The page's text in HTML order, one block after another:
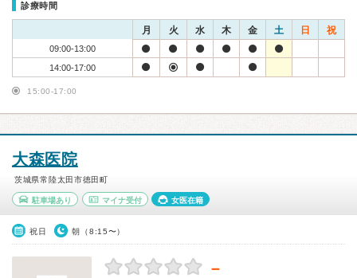
診療時間
月 火 水 木 金 土 日 祝
09:00-13:00
14:00-17:00
15:00-17:00
大森医院
茨城県常陸太田市徳田町
駐車場あり マイナ受付 女医在籍
祝日 朝（8:15〜）
－